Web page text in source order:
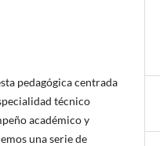
pedagógica centrada
técnico
académico y
una serie de